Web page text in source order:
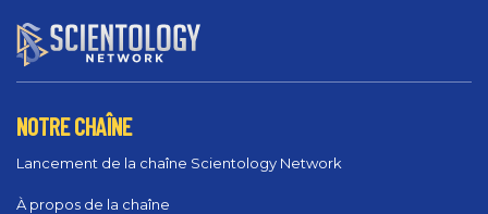
NOTRE CHAÎNE
Lancement de la chaîne Scientology Network
À propos de la chaîne